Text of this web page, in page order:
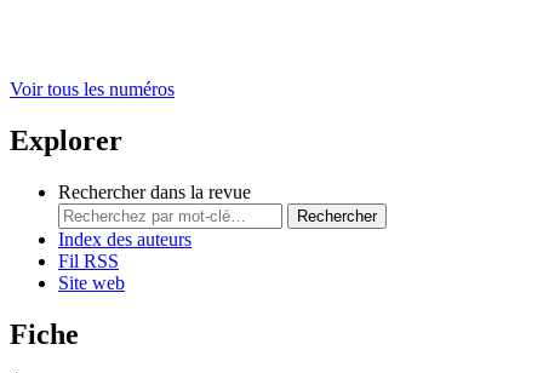
Voir tous les numéros
Explorer
Rechercher dans la revue
Rechercher
Index des auteurs
Fil RSS
Site web
Fiche